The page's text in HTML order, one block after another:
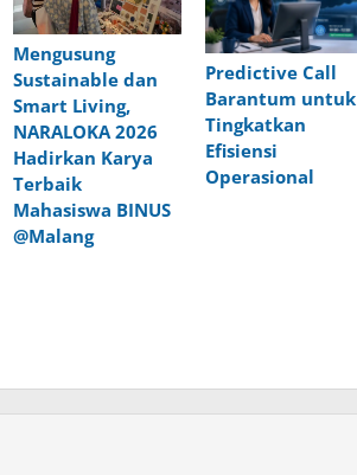
Mengusung
Sustainable dan
Smart Living,
NARALOKA 2026
Hadirkan Karya
Terbaik
Mahasiswa BINUS
@Malang
Predictive Call
Barantum untuk
Tingkatkan
Efisiensi
Operasional